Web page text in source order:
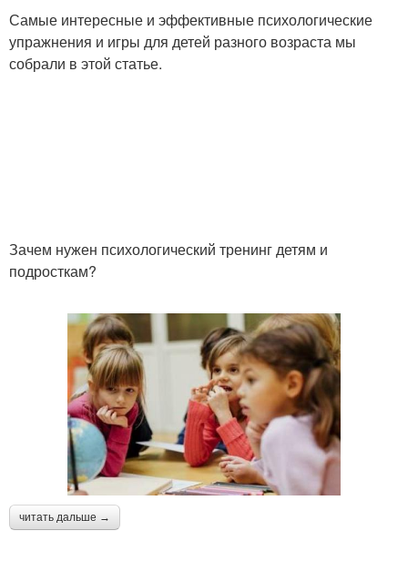
Самые интересные и эффективные психологические
упражнения и игры для детей разного возраста мы
собрали в этой статье.
Зачем нужен психологический тренинг детям и
подросткам?
читать дальше →